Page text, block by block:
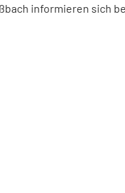
informieren sich